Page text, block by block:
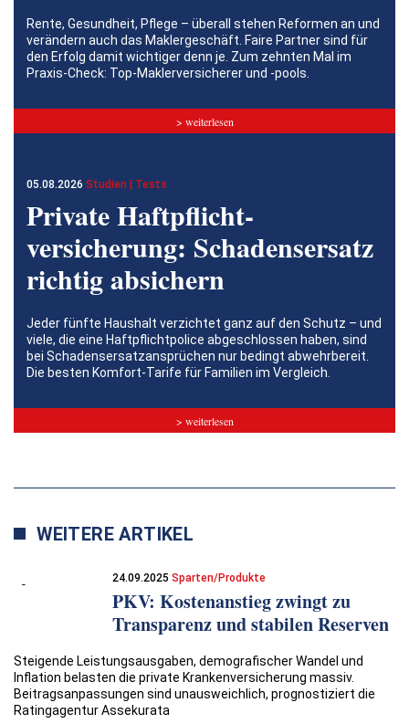
Rente, Gesundheit, Pflege – überall stehen Reformen an und
verändern auch das Maklergeschäft. Faire Partner sind für
den Erfolg damit wichtiger denn je. Zum zehnten Mal im
Praxis-Check: Top-Maklerversicherer und -pools.
> weiterlesen
05.08.2026 Studien | Tests
Private Haftpflicht­
versicherung: Schadensersatz
richtig absichern
Jeder fünfte Haushalt verzichtet ganz auf den Schutz – und
viele, die eine Haftpflichtpolice abgeschlossen haben, sind
bei Schadensersatzansprüchen nur bedingt abwehrbereit.
Die besten Komfort-Tarife für Familien im Vergleich.
> weiterlesen
WEITERE ARTIKEL
24.09.2025Sparten/Produkte
PKV: Kostenanstieg zwingt zu
Transparenz und stabilen Reserven
Steigende Leistungsausgaben, demografischer Wandel und
Inflation belasten die private Krankenversicherung massiv.
Beitragsanpassungen sind unausweichlich, prognostiziert die
Ratingagentur Assekurata